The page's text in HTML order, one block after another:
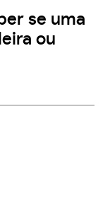
se uma
ou